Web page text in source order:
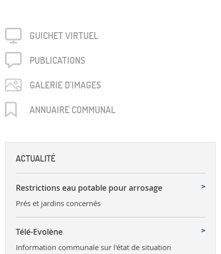
GUICHET VIRTUEL
PUBLICA­TIONS
GALERIE D'IMAGES
ANNUAIRE COMMUNAL
ACTUALITÉ
Restrictions eau potable pour arrosage
Prés et jardins concernés
Télé-Evolène
Information communale sur l'état de situation